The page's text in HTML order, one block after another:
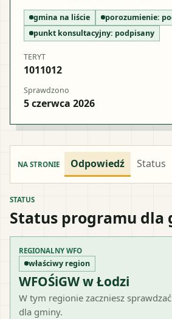
gmina na liście porozumienie:
punkt konsultacyjny: podpisany
TERYT
1011012
Sprawdzono
5 czerwca 2026
NA STRONIE Odpowiedź Status
STATUS
Status programu dla
REGIONALNY WFO
właściwy region
WFOŚiGW w Łodzi
W tym regionie zaczniesz
dla gminy.